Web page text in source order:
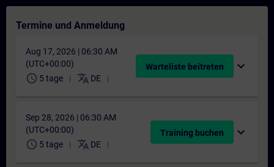
Termine und Anmeldung
Aug 17, 2026 | 06:30 AM
(UTC+00:00)
schedule 5 tage translate DE
Warteliste beitreten expand_more
Sep 28, 2026 | 06:30 AM
(UTC+00:00)
schedule 5 tage translate DE
Training buchen expand_more